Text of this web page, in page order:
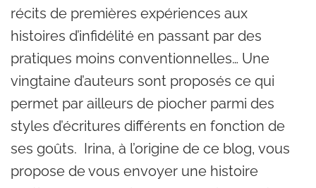
récits de premières expériences aux
histoires d’infidélité en passant par des
pratiques moins conventionnelles… Une
vingtaine d’auteurs sont proposés ce qui
permet par ailleurs de piocher parmi des
styles d’écritures différents en fonction de
ses goûts. Irina, à l’origine de ce blog, vous
propose de vous envoyer une histoire